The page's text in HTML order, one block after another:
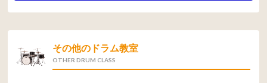
その他のドラム教室
OTHER DRUM CLASS